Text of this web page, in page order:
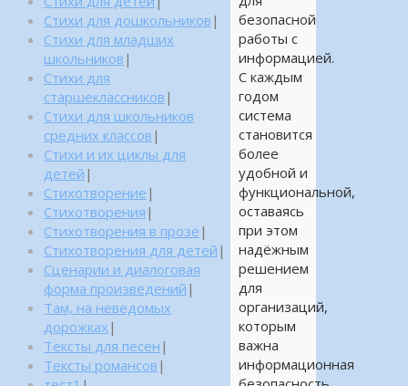
безопасной
работы с
информацией.
С каждым
годом
система
становится
более
удобной и
функциональной,
оставаясь
при этом
надёжным
решением
для
организаций,
которым
важна
информационная
Стихи для дошкольников |
Стихи для младших
школьников |
Стихи для
старшеклассников |
Стихи для школьников
средних классов |
Стихи и их циклы для
детей |
Стихотворение |
Стихотворения |
Стихотворения в прозе |
Стихотворения для детей |
Сценарии и диалоговая
форма произведений |
Там, на неведомых
дорожках |
Тексты для песен |
Тексты романсов |